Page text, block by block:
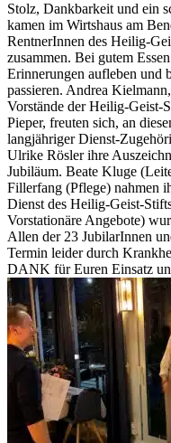
Stolz, Dankbarkeit und ein
kamen im Wirtshaus am
RentnerInnen des Heilig-
zusammen. Bei gutem
Erinnerungen aufleben und
passieren. Andrea
Vorstände der Heilig-Geist-
Pieper, freuten sich, an
langjähriger Dienst-
Ulrike Rösler ihre
Jubiläum. Beate Kluge
Fillerfang (Pflege) nahmen
Dienst des Heilig-Geist-
Vorstationäre Angebote)
Allen der 23 JubilarInnen
Termin leider durch
DANK für Euren Einsatz